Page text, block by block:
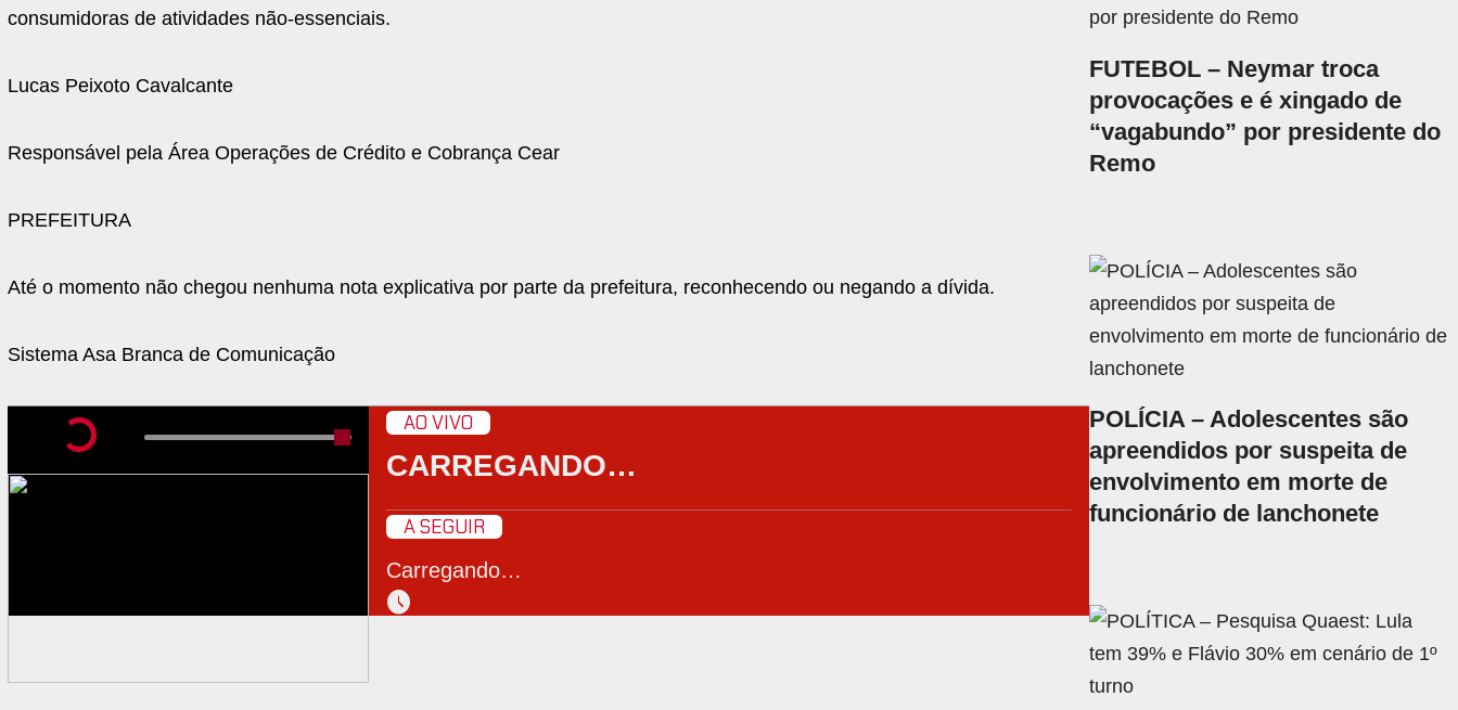
consumidoras de atividades não-essenciais.
Lucas Peixoto Cavalcante
Responsável pela Área Operações de Crédito e Cobrança Cear
PREFEITURA
Até o momento não chegou nenhuma nota explicativa por parte da prefeitura, reconhecendo ou negando a dívida.
Sistema Asa Branca de Comunicação
AO VIVO
CARREGANDO…
A SEGUIR
Carregando…
schedule
FUTEBOL – Neymar troca
provocações e é xingado de
“vagabundo” por presidente do
Remo
POLÍCIA – Adolescentes são
apreendidos por suspeita de
envolvimento em morte de
funcionário de lanchonete